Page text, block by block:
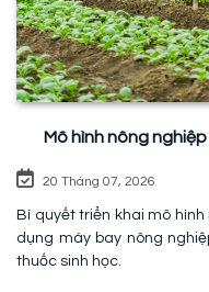
Mô hình nông
20 Tháng 07, 2026
Bí quyết triển khai mô
dụng máy bay nông
thuốc sinh học.